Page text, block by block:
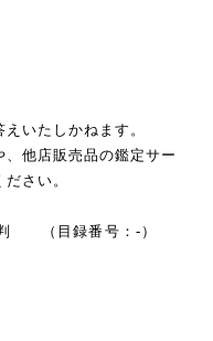
いたしかねます。
他店販売品の鑑定サー
さい。
（目録番号：-）